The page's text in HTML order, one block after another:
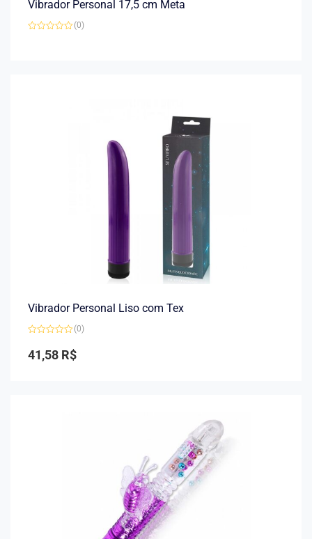
Vibrador Personal 17,5 cm Meta
(0)
Vibrador Personal Liso com Tex
0
de
(0)
41,58 R$